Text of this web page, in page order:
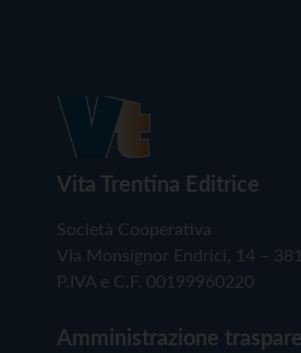
Vita Trentina Editrice
Società Cooperativa
Via Monsignor Endrici, 14 –
P.IVA e C.F. 00199960220
Amministrazione